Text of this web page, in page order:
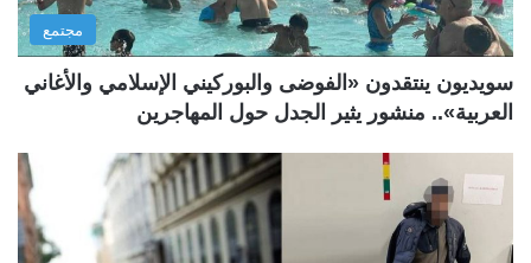
مجتمع
سويديون ينتقدون «الفوضى والبوركيني الإسلامي والأغاني
العربية».. منشور يثير الجدل حول المهاجرين